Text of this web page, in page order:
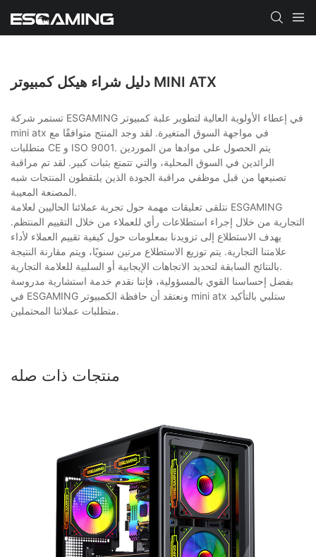
دليل شراء هيكل كمبيوتر MINI ATX
تستمر شركة ESGAMING في إعطاء الأولوية العالية لتطوير علبة كمبيوتر
mini atx في مواجهة السوق المتغيرة. لقد وجد المنتج متوافقًا مع
متطلبات CE و ISO 9001. يتم الحصول على موادها من الموردين
الرائدين في السوق المحلية، والتي تتمتع بثبات كبير. لقد تم مراقبة
تصنيعها من قبل موظفي مراقبة الجودة الذين يلتقطون المنتجات شبه
المصنعة المعيبة.
نتلقى تعليقات مهمة حول تجربة عملائنا الحاليين لعلامة ESGAMING
التجارية من خلال إجراء استطلاعات رأي للعملاء من خلال التقييم المنتظم.
يهدف الاستطلاع إلى تزويدنا بمعلومات حول كيفية تقييم العملاء لأداء
علامتنا التجارية. يتم توزيع الاستطلاع مرتين سنويًا، ويتم مقارنة النتيجة
بالنتائج السابقة لتحديد الاتجاهات الإيجابية أو السلبية للعلامة التجارية.
بفضل إحساسنا القوي بالمسؤولية، فإننا نقدم خدمة استشارية مدروسة
في ESGAMING ونعتقد أن حافظة الكمبيوتر mini atx ستلبي بالتأكيد
متطلبات عملائنا المحتملين.
منتجات ذات صله